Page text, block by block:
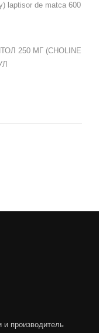
laptisor de matca 600
250 МГ (CHOLINE
и производитель